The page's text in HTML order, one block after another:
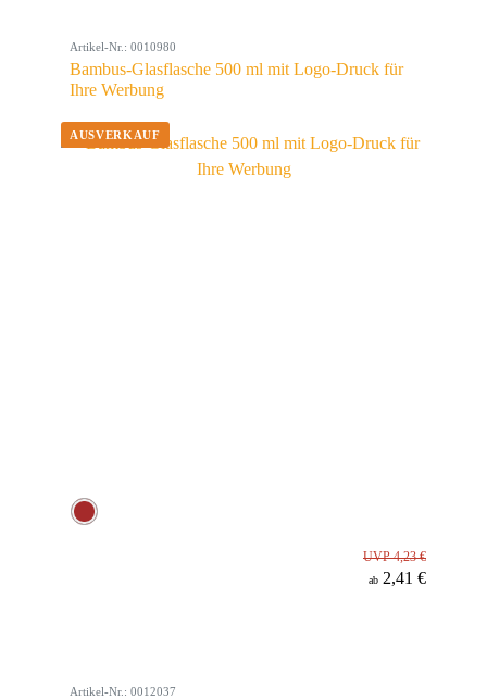
Artikel-Nr.: 0010980
Bambus-Glasflasche 500 ml mit Logo-Druck für
Ihre Werbung
UVP 4,23 €
ab 2,41 €
Artikel-Nr.: 0012037